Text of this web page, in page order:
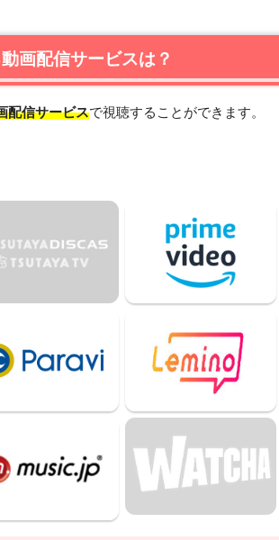
ではなく、配信サービスで安全に見よう
画配信サービスは？
配信サービスで視聴することができます。